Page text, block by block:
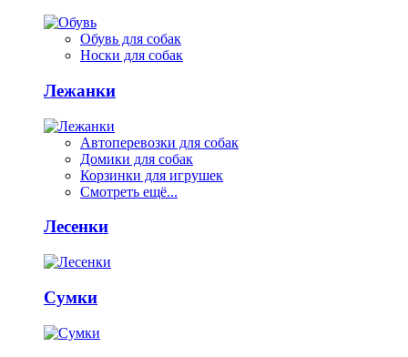
Обувь для собак
Носки для собак
Лежанки
Автоперевозки для собак
Домики для собак
Корзинки для игрушек
Смотреть ещё...
Лесенки
Сумки